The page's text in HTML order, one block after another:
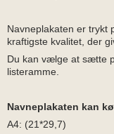
Navneplakaten er trykt
kraftigste kvalitet, der
Du kan vælge at sætte
listeramme.
Navneplakaten kan
A4: (21*29,7)